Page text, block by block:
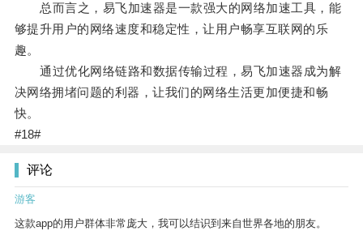
总而言之，易飞加速器是一款强大的网络加速工具，能
够提升用户的网络速度和稳定性，让用户畅享互联网的乐
趣。
通过优化网络链路和数据传输过程，易飞加速器成为解
决网络拥堵问题的利器，让我们的网络生活更加便捷和畅
快。
#18#
评论
游客
这款app的用户群体非常庞大，我可以结识到来自世界各地的朋友。